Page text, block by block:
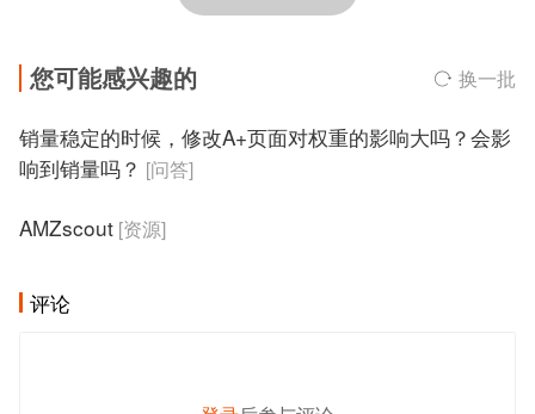
您可能感兴趣的 换一批
销量稳定的时候，修改A+页面对权重的影响大吗？会影
响到销量吗？ [问答]
AMZscout [资源]
评论